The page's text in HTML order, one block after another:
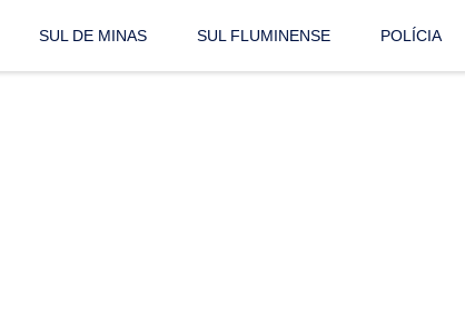
SUL DE MINAS SUL FLUMINENSE POLÍCIA